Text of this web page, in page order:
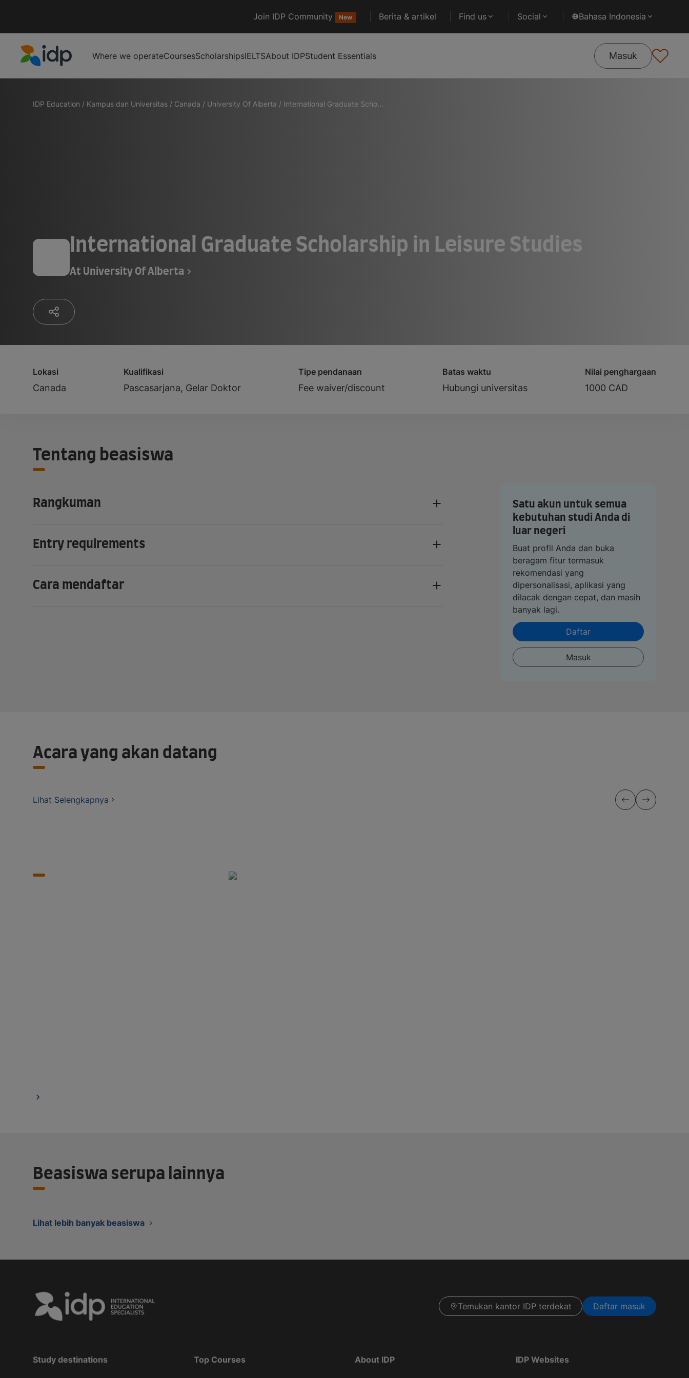
Join IDP Community New Berita & artikel Find us Social Bahasa Indonesia
Where we operateCoursesScholarshipsIELTSAbout IDPStudent Essentials Masuk
IDP Education / Kampus dan Universitas / Canada / University Of Alberta / International Graduate Scho...
International Graduate Scholarship in Leisure Studies
At University Of Alberta
Lokasi
Canada
Kualifikasi
Pascasarjana, Gelar Doktor
Tipe pendanaan
Fee waiver/discount
Batas waktu
Hubungi universitas
Nilai penghargaan
1000 CAD
Tentang beasiswa
Rangkuman
Entry requirements
Cara mendaftar
Satu akun untuk semua
kebutuhan studi Anda di
luar negeri
Buat profil Anda dan buka
beragam fitur termasuk
rekomendasi yang
dipersonalisasi, aplikasi yang
dilacak dengan cepat, dan masih
banyak lagi.
Daftar
Masuk
Acara yang akan datang
Lihat Selengkapnya
Beasiswa serupa lainnya
Lihat lebih banyak beasiswa
Temukan kantor IDP terdekat Daftar masuk
Study destinations Top Courses About IDP IDP Websites